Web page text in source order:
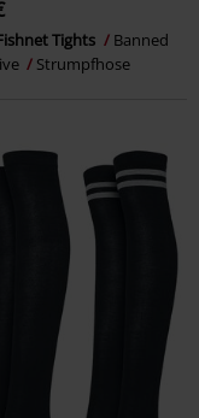
Tights
Banned
Strumpfhose